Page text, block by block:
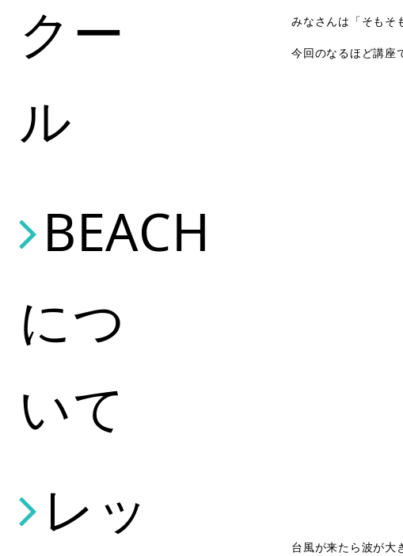
クー
ル
BEACH
につ
いて
レッ
みなさんは「そもそ
今回のなるほど講座
台風が来たら波が大